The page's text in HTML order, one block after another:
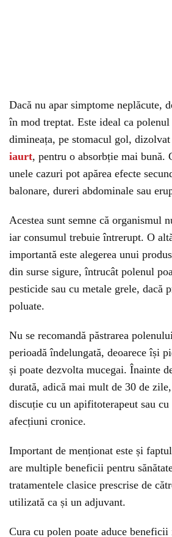
Dacă nu apar simptome neplăcute,
în mod treptat. Este ideal ca
dimineața, pe stomacul gol,
iaurt, pentru o absorbție mai bună.
unele cazuri pot apărea efecte
balonare, dureri abdominale sau
Acestea sunt semne că organismul
iar consumul trebuie întrerupt. O
importantă este alegerea unui
din surse sigure, întrucât polenul
pesticide sau cu metale grele, dacă
poluate.
Nu se recomandă păstrarea
perioadă îndelungată, deoarece își
și poate dezvolta mucegai. Înainte
durată, adică mai mult de 30 de
discuție cu un apifitoterapeut sau
afecțiuni cronice.
Important de menționat este și
are multiple beneficii pentru
tratamentele clasice prescrise de
utilizată ca și un adjuvant.
Cura cu polen poate aduce